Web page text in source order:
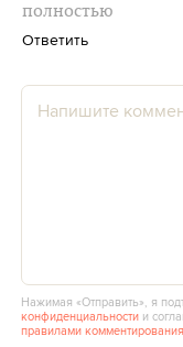
полностью
Ответить
Нажимая «Отправить», я
конфиденциальности и
правилами комментирования